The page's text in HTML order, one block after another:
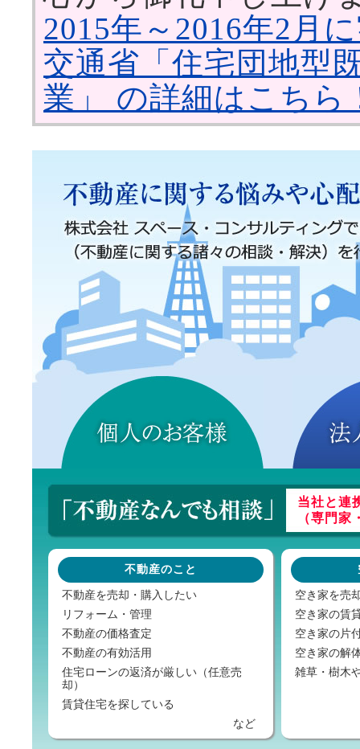
2015年～2016年2月
交通省「住宅団地型
業」 の詳細はこちら
当社と連
（専門
不動産のこと
不動産を売却・購入したい
リフォーム・管理
不動産の価格査定
不動産の有効活用
住宅ローンの返済が厳しい（任意売
却）
賃貸住宅を探している
など
空き家を売
空き家の賃
空き家の片
空き家の解
雑草・樹木